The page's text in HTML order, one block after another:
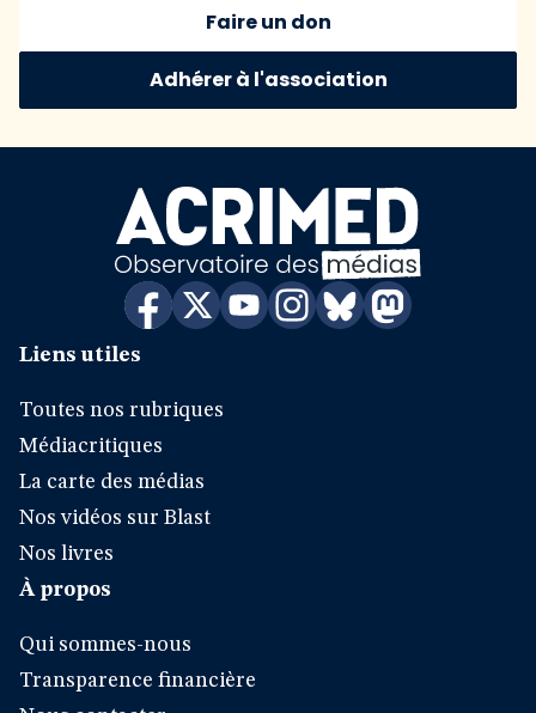
Faire un don
Adhérer à l'association
Liens utiles
Toutes nos rubriques
Médiacritiques
La carte des médias
Nos vidéos sur Blast
Nos livres
À propos
Qui sommes-nous
Transparence financière